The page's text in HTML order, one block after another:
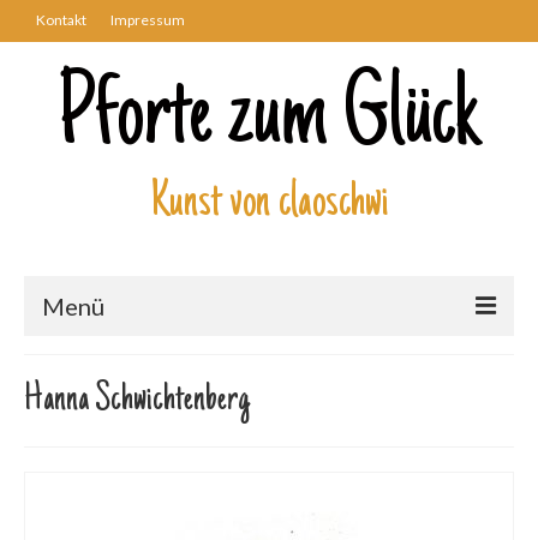
Kontakt Impressum
Pforte zum Glück
Kunst von claoschwi
Menü
Hanna Schwichtenberg